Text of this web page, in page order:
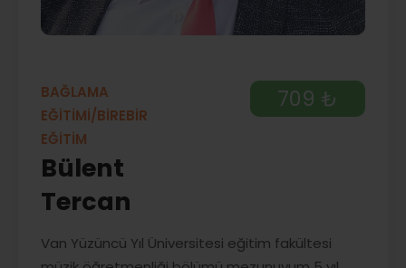
BAĞLAMA
EĞİTİMİ/BİREBİR
EĞİTİM
Bülent
Tercan
709 ₺
Van Yüzüncü Yıl Üniversitesi eğitim fakültesi